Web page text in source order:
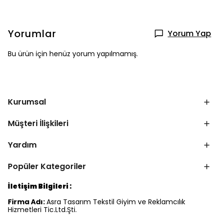
Yorumlar Yorum Yap
Bu ürün için henüz yorum yapılmamış.
Kurumsal
Müşteri İlişkileri
Yardım
Popüler Kategoriler
İletişim Bilgileri :
Firma Adı:Asra Tasarım Tekstil Giyim ve Reklamcılık
Hizmetleri Tic.Ltd.Şti.